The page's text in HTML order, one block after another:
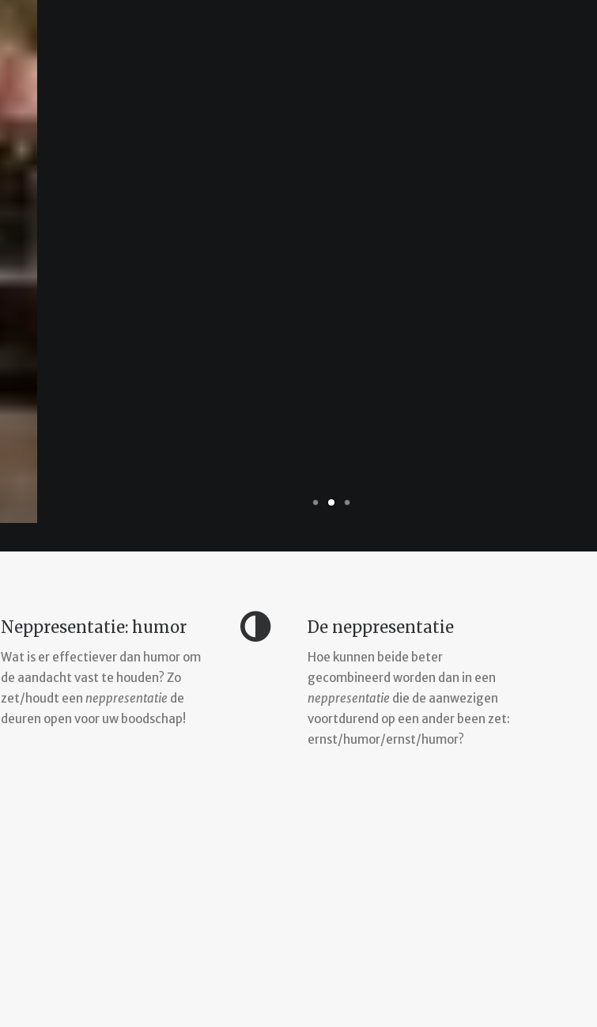
Neppresentatie: humor
Wat is er effectiever dan humor om
de aandacht vast te houden? Zo
zet/houdt een neppresentatie de
deuren open voor uw boodschap!
De neppresentatie
Hoe kunnen beide beter
gecombineerd worden dan in een
neppresentatie die de aanwezigen
voortdurend op een ander been zet:
ernst/humor/ernst/humor?